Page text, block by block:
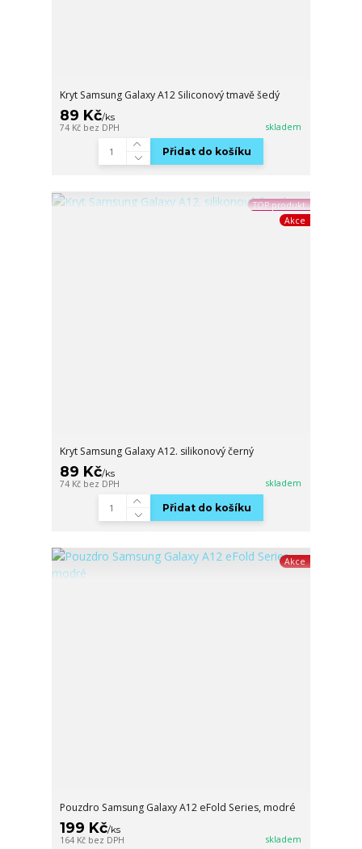
Kryt Samsung Galaxy A12 Siliconový tmavě šedý
89 Kč/ks
74 Kč bez DPH skladem
Přidat do košíku
TOP produkt
Akce
Kryt Samsung Galaxy A12. silikonový černý
89 Kč/ks
74 Kč bez DPH skladem
Přidat do košíku
Akce
Pouzdro Samsung Galaxy A12 eFold Series, modré
199 Kč/ks
164 Kč bez DPH skladem